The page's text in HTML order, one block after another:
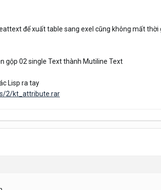
để xuất table sang exel cũng không mất thời
gộp 02 single Text thành Mutiline Text
Lisp ra tay
2/kt_attribute.rar